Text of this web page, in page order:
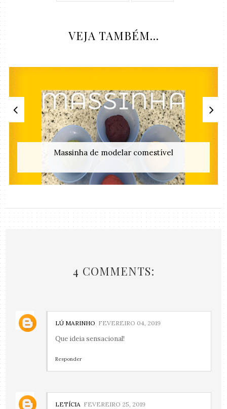
VEJA TAMBÉM...
Massinha de modelar comestível
4 COMMENTS:
LÚ MARINHO FEVEREIRO 04, 2019
Que ideia sensacional!
Responder
LETÍCIA FEVEREIRO 25, 2019